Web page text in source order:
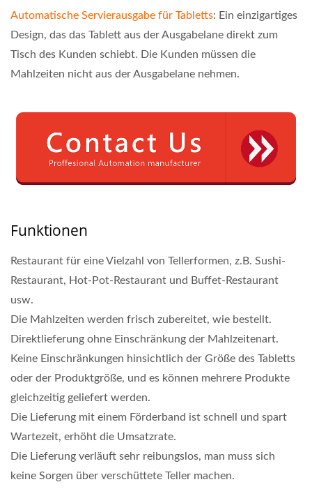
Automatische Servierausgabe für Tabletts: Ein einzigartiges
Design, das das Tablett aus der Ausgabelane direkt zum
Tisch des Kunden schiebt. Die Kunden müssen die
Mahlzeiten nicht aus der Ausgabelane nehmen.
Funktionen
Restaurant für eine Vielzahl von Tellerformen, z.B. Sushi-
Restaurant, Hot-Pot-Restaurant und Buffet-Restaurant
usw.
Die Mahlzeiten werden frisch zubereitet, wie bestellt.
Direktlieferung ohne Einschränkung der Mahlzeitenart.
Keine Einschränkungen hinsichtlich der Größe des Tabletts
oder der Produktgröße, und es können mehrere Produkte
gleichzeitig geliefert werden.
Die Lieferung mit einem Förderband ist schnell und spart
Wartezeit, erhöht die Umsatzrate.
Die Lieferung verläuft sehr reibungslos, man muss sich
keine Sorgen über verschüttete Teller machen.